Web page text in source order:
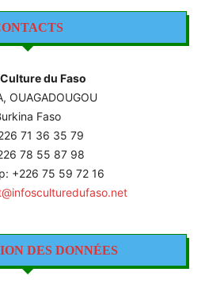
du Faso
OUAGADOUGOU
Faso
71 36 35 79
78 55 87 98
+226 75 59 72 16
DES DONNÉES